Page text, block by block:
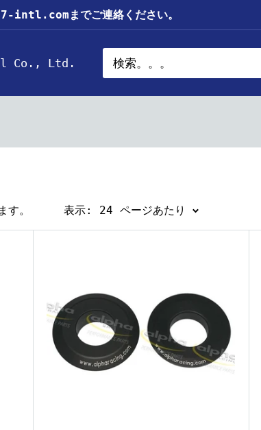
intl.comまでご連絡ください。
Co., Ltd.
。 表示: 24 ページあたり